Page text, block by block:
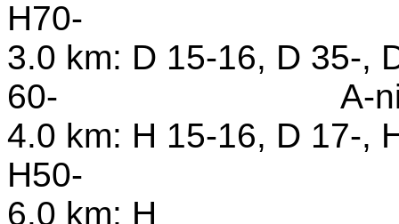
H70-
3.0 km: D 15-16, D 35-,
60-
A-
4.0 km: H 15-16, D 17-,
H50-
6.0 km: H